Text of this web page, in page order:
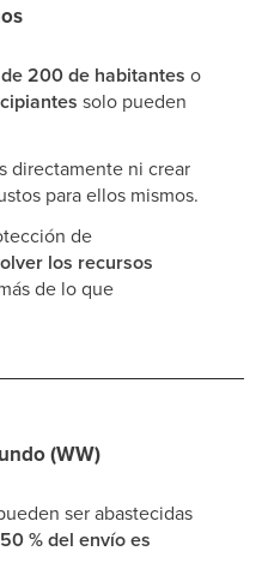
200 de habitantes o
solo pueden
directamente ni crear
para ellos mismos.
de
los recursos
de lo que
(WW)
ser abastecidas
% del envío es